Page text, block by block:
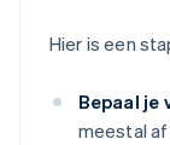
Hier is een
Bepaal je
meestal